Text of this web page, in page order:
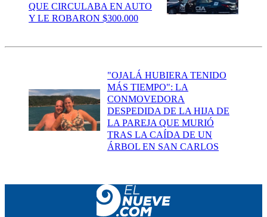
QUE CIRCULABA EN AUTO
Y LE ROBARON $300.000
"OJALÁ HUBIERA TENIDO
MÁS TIEMPO": LA
CONMOVEDORA
DESPEDIDA DE LA HIJA DE
LA PAREJA QUE MURIÓ
TRAS LA CAÍDA DE UN
ÁRBOL EN SAN CARLOS